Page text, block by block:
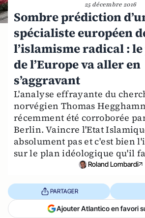
25 décembre 2016
Sombre prédiction
spécialiste européen
l’islamisme radical :
de l’Europe va aller en
s’aggravant
L'analyse effrayante du
norvégien Thomas
récemment été corroborée
Berlin. Vaincre l'Etat
absolument pas et c'est bien
sur le plan idéologique qu'il
Roland Lombardi
PARTAGER
Ajouter Atlantico en favori